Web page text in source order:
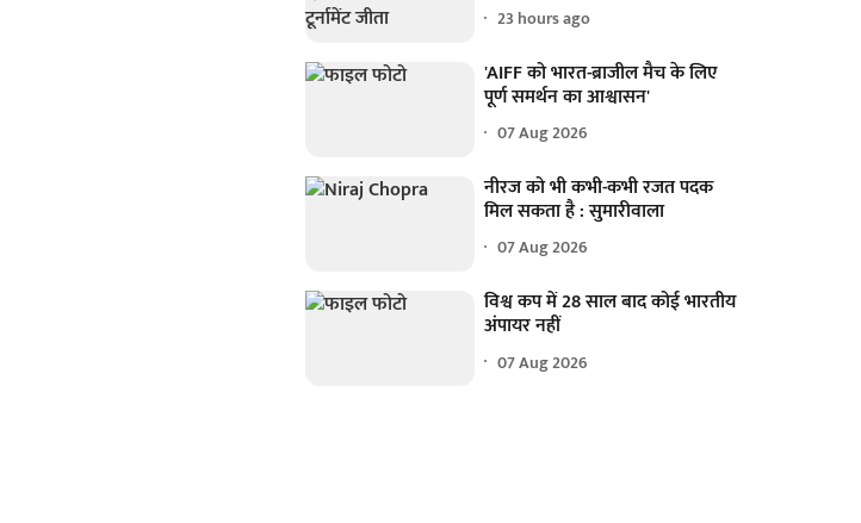
23 hours ago
'AIFF को भारत-ब्राजील मैच के लिए
पूर्ण समर्थन का आश्वासन'
07 Aug 2026
नीरज को भी कभी-कभी रजत पदक
मिल सकता है : सुमारीवाला
07 Aug 2026
विश्व कप में 28 साल बाद कोई भारतीय
अंपायर नहीं
07 Aug 2026